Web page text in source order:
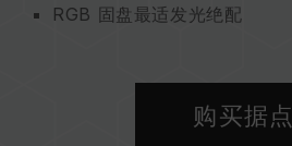
RGB 固盘最适发光绝配
购买据点